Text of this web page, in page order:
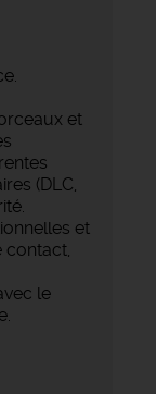
et
(DLC,
et
contact,
le